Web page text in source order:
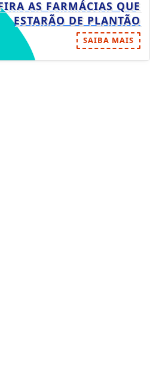
AS FARMÁCIAS QUE
ESTARÃO DE PLANTÃO
SAIBA MAIS